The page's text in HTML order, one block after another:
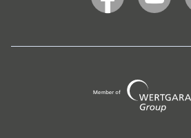
WERTGARANTIE
auf
auf
Group